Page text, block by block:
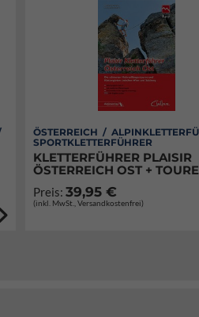
ÖSTERREICH /
SPORTKLETTERFÜHRER
KLETTERFÜHRER PLAISIR
ÖSTERREICH OST +
Preis: 39,95 €
(inkl. MwSt., Versandkostenfrei)